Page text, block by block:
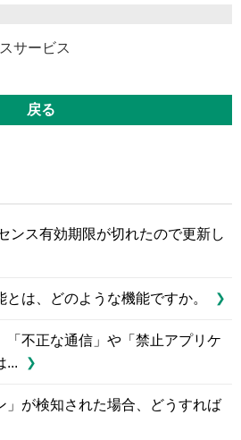
サービス
戻る
ンス有効期限が切れたので更新し
とは、どのような機能ですか。
「不正な通信」や「禁止アプリケ
...
」が検知された場合、どうすれば